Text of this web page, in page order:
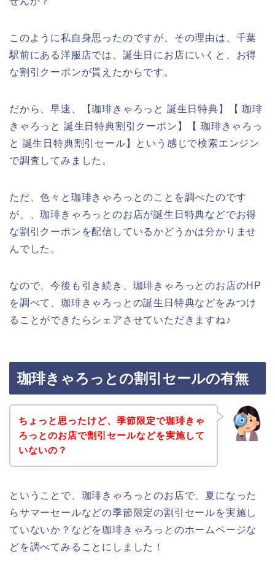
このように私自身思ったのですが、その理由は、千葉
駅前にある洋服店では、誕生日にお店にいくと、お得
な割引クーポンが貰えたからです。
だから、早速、【珈琲きゃろっと 誕生日特典】【 珈琲
きゃろっと 誕生日特典割引クーポン】【 珈琲きゃろっ
と 誕生日特典割引セール】という感じで検索エンジン
で調査してみました。
ただ、色々と珈琲きゃろっとのことを調べたのです
が、、珈琲きゃろっとのお店が誕生日特典などでお得
な割引クーポンを配信しているかどうかは分かりませ
んでした。
なので、今後も引き続き、珈琲きゃろっとのお店のHP
を調べて、珈琲きゃろっとの誕生日特典などをみつけ
ることができたらシェアさせていただきますね♪
珈琲きゃろっとの割引セールの有無
ちょっと思ったけど、季節限定で珈琲きゃ
ろっとのお店で割引セールなどを実施して
いないの？
ということで、珈琲きゃろっとのお店で、夏になった
らサマーセールなどの季節限定の割引セールを実施し
ていないか？などを珈琲きゃろっとのホームページな
どを調べてみることにしました！